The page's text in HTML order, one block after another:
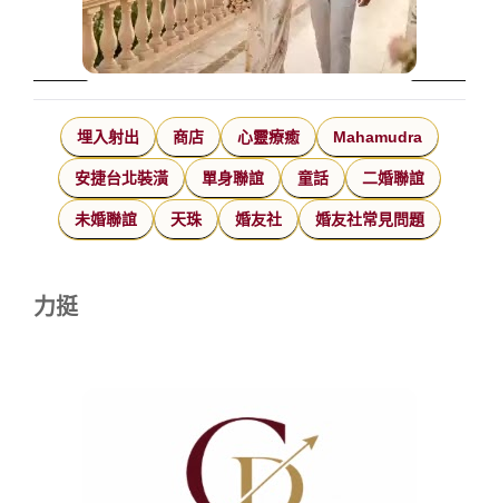
埋入射出 商店 心靈療癒 Mahamudra
安捷台北裝潢 單身聯誼 童話 二婚聯誼
未婚聯誼 天珠 婚友社 婚友社常見問題
力挺